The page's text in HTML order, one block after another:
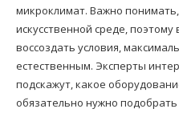
микроклимат. Важно
искусственной среде,
воссоздать условия,
естественным. Эксперты
подскажут, какое
обязательно нужно